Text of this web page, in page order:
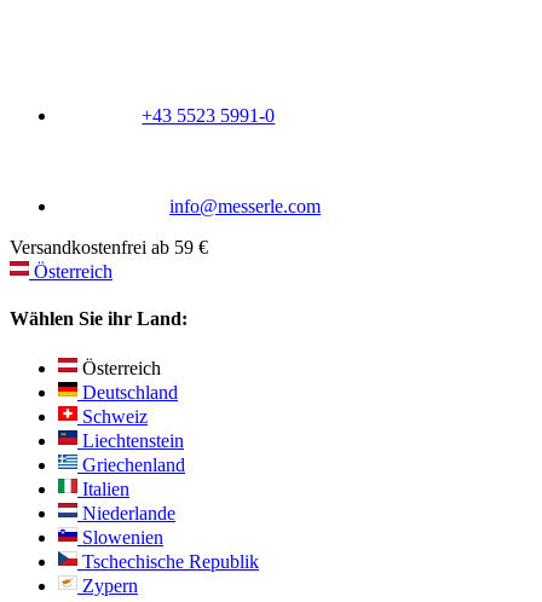
+43 5523 5991-0
info@messerle.com
Versandkostenfrei ab 59 €
Österreich
Wählen Sie ihr Land:
Österreich
Deutschland
Schweiz
Liechtenstein
Griechenland
Italien
Niederlande
Slowenien
Tschechische Republik
Zypern